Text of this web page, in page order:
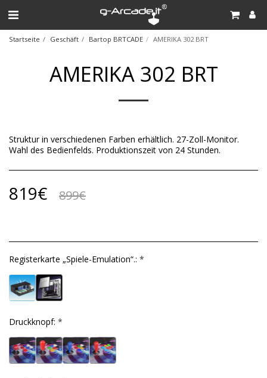
Startseite Geschäft Bartop BRTCADE AMERIKA 302 BRT
AMERIKA 302 BRT
Struktur in verschiedenen Farben erhältlich. 27-Zoll-Monitor.
Wahl des Bedienfelds. Produktionszeit von 24 Stunden.
819€ 899€
Registerkarte „Spiele-Emulation“.: *
Druckknopf: *